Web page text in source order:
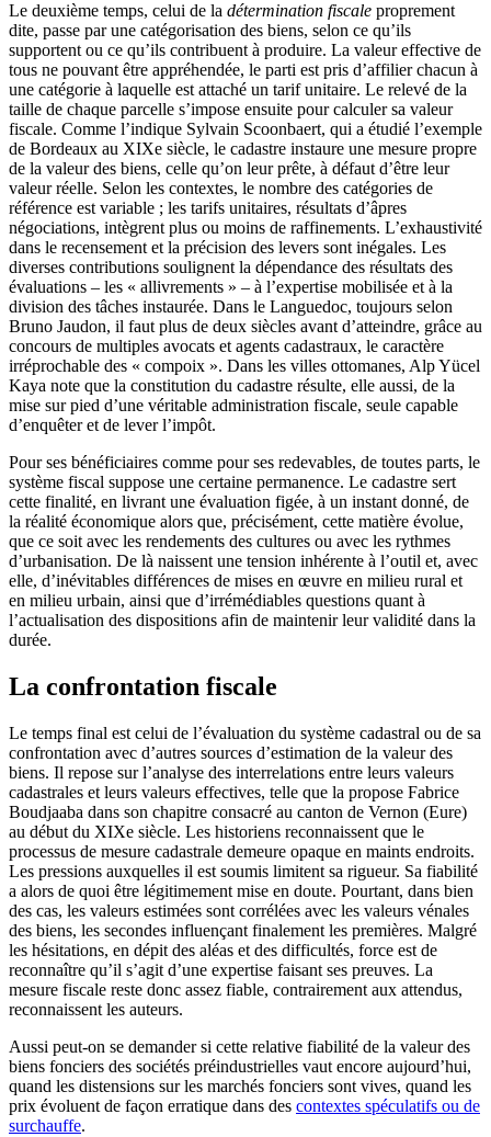
Le deuxième temps, celui de la détermination fiscale proprement
dite, passe par une catégorisation des biens, selon ce qu’ils
supportent ou ce qu’ils contribuent à produire. La valeur effective de
tous ne pouvant être appréhendée, le parti est pris d’affilier chacun à
une catégorie à laquelle est attaché un tarif unitaire. Le relevé de la
taille de chaque parcelle s’impose ensuite pour calculer sa valeur
fiscale. Comme l’indique Sylvain Scoonbaert, qui a étudié l’exemple
de Bordeaux au XIXe siècle, le cadastre instaure une mesure propre
de la valeur des biens, celle qu’on leur prête, à défaut d’être leur
valeur réelle. Selon les contextes, le nombre des catégories de
référence est variable ; les tarifs unitaires, résultats d’âpres
négociations, intègrent plus ou moins de raffinements. L’exhaustivité
dans le recensement et la précision des levers sont inégales. Les
diverses contributions soulignent la dépendance des résultats des
évaluations – les « allivrements » – à l’expertise mobilisée et à la
division des tâches instaurée. Dans le Languedoc, toujours selon
Bruno Jaudon, il faut plus de deux siècles avant d’atteindre, grâce au
concours de multiples avocats et agents cadastraux, le caractère
irréprochable des « compoix ». Dans les villes ottomanes, Alp Yücel
Kaya note que la constitution du cadastre résulte, elle aussi, de la
mise sur pied d’une véritable administration fiscale, seule capable
d’enquêter et de lever l’impôt.
Pour ses bénéficiaires comme pour ses redevables, de toutes parts, le
système fiscal suppose une certaine permanence. Le cadastre sert
cette finalité, en livrant une évaluation figée, à un instant donné, de
la réalité économique alors que, précisément, cette matière évolue,
que ce soit avec les rendements des cultures ou avec les rythmes
d’urbanisation. De là naissent une tension inhérente à l’outil et, avec
elle, d’inévitables différences de mises en œuvre en milieu rural et
en milieu urbain, ainsi que d’irrémédiables questions quant à
l’actualisation des dispositions afin de maintenir leur validité dans la
durée.
La confrontation fiscale
Le temps final est celui de l’évaluation du système cadastral ou de sa
confrontation avec d’autres sources d’estimation de la valeur des
biens. Il repose sur l’analyse des interrelations entre leurs valeurs
cadastrales et leurs valeurs effectives, telle que la propose Fabrice
Boudjaaba dans son chapitre consacré au canton de Vernon (Eure)
au début du XIXe siècle. Les historiens reconnaissent que le
processus de mesure cadastrale demeure opaque en maints endroits.
Les pressions auxquelles il est soumis limitent sa rigueur. Sa fiabilité
a alors de quoi être légitimement mise en doute. Pourtant, dans bien
des cas, les valeurs estimées sont corrélées avec les valeurs vénales
des biens, les secondes influençant finalement les premières. Malgré
les hésitations, en dépit des aléas et des difficultés, force est de
reconnaître qu’il s’agit d’une expertise faisant ses preuves. La
mesure fiscale reste donc assez fiable, contrairement aux attendus,
reconnaissent les auteurs.
Aussi peut-on se demander si cette relative fiabilité de la valeur des
biens fonciers des sociétés préindustrielles vaut encore aujourd’hui,
quand les distensions sur les marchés fonciers sont vives, quand les
prix évoluent de façon erratique dans des contextes spéculatifs ou de
surchauffe.